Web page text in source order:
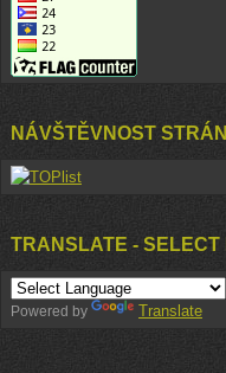
NÁVŠTĚVNOST
TRANSLATE - SELECT
Powered by Translate